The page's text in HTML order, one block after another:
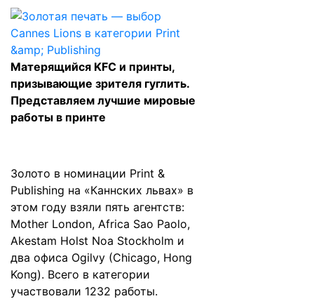
Матерящийся KFC и принты,
призывающие зрителя гуглить.
Представляем лучшие мировые
работы в принте
Золото в номинации Print &
Publishing на «Каннских львах» в
этом году взяли пять агентств:
Mother London, Africa Sao Paolo,
Akestam Holst Noa Stockholm и
два офиса Ogilvy (Chicago, Hong
Kong). Всего в категории
участвовали 1232 работы.